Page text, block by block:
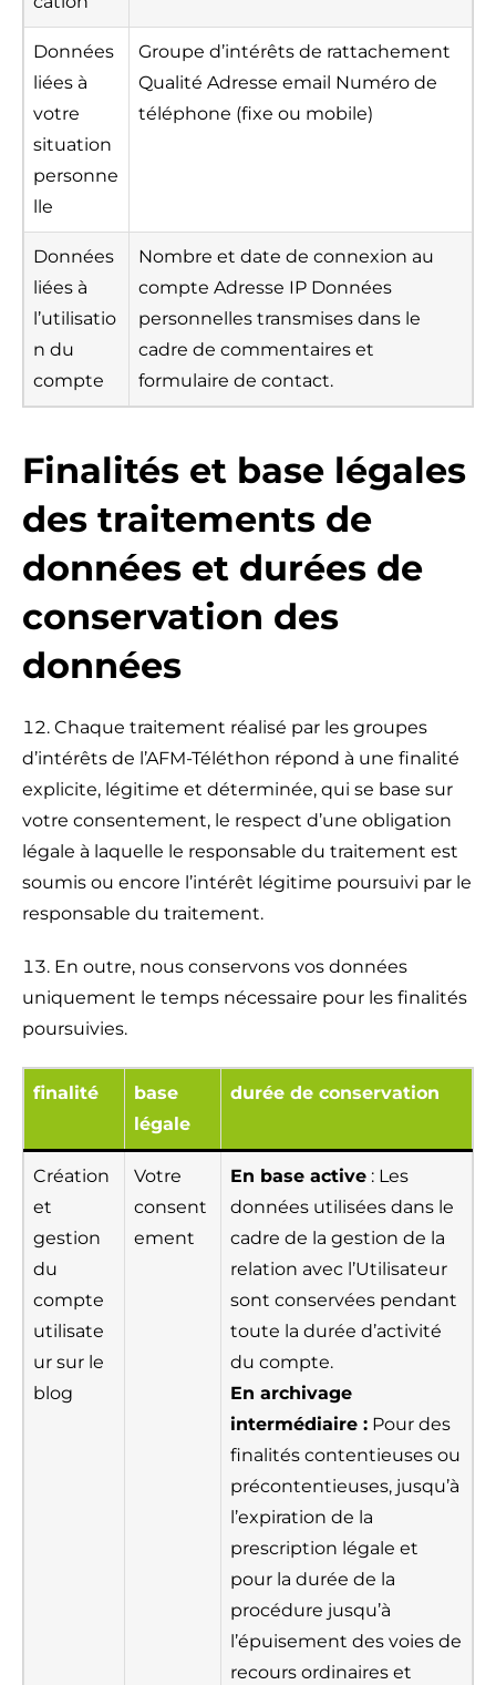
Données
liées à
votre
situation
personne
lle
Groupe d’intérêts de rattachement
Qualité Adresse email Numéro de
téléphone (fixe ou mobile)
Données
liées à
l’utilisatio
n du
compte
Nombre et date de connexion au
compte Adresse IP Données
personnelles transmises dans le
cadre de commentaires et
formulaire de contact.
Finalités et base légales
des traitements de
données et durées de
conservation des
données
Chaque traitement réalisé par les groupes
d’intérêts de l’AFM-Téléthon répond à une finalité
explicite, légitime et déterminée, qui se base sur
votre consentement, le respect d’une obligation
légale à laquelle le responsable du traitement est
soumis ou encore l’intérêt légitime poursuivi par le
responsable du traitement.
En outre, nous conservons vos données
uniquement le temps nécessaire pour les finalités
poursuivies.
finalité
base
légale
durée de conservation
Création
et
gestion
du
compte
utilisate
ur sur le
blog
Votre
consent
ement
En base active : Les
données utilisées dans le
cadre de la gestion de la
relation avec l’Utilisateur
sont conservées pendant
toute la durée d’activité
du compte.
En archivage
intermédiaire : Pour des
finalités contentieuses ou
précontentieuses, jusqu’à
l’expiration de la
prescription légale et
pour la durée de la
procédure jusqu’à
l’épuisement des voies de
recours ordinaires et